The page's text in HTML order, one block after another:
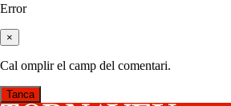
Error
×
Cal omplir el camp del comentari.
Tanca